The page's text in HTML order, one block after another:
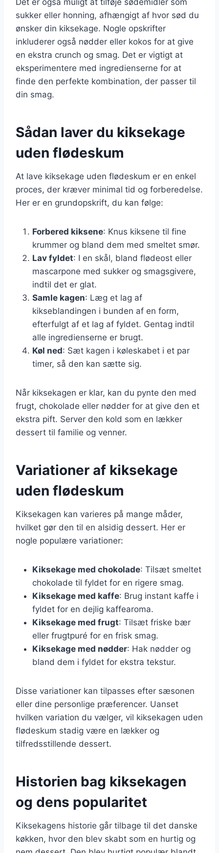
sukker eller honning, afhængigt af hvor sød du
ønsker din kiksekage. Nogle opskrifter
inkluderer også nødder eller kokos for at give
en ekstra crunch og smag. Det er vigtigt at
eksperimentere med ingredienserne for at
finde den perfekte kombination, der passer til
din smag.
Sådan laver du kiksekage
uden flødeskum
At lave kiksekage uden flødeskum er en enkel
proces, der kræver minimal tid og forberedelse.
Her er en grundopskrift, du kan følge:
Forbered kiksene: Knus kiksene til fine
krummer og bland dem med smeltet smør.
Lav fyldet: I en skål, bland flødeost eller
mascarpone med sukker og smagsgivere,
indtil det er glat.
Samle kagen: Læg et lag af
kikseblandingen i bunden af en form,
efterfulgt af et lag af fyldet. Gentag indtil
alle ingredienserne er brugt.
Køl ned: Sæt kagen i køleskabet i et par
timer, så den kan sætte sig.
Når kiksekagen er klar, kan du pynte den med
frugt, chokolade eller nødder for at give den et
ekstra pift. Server den kold som en lækker
dessert til familie og venner.
Variationer af kiksekage
uden flødeskum
Kiksekagen kan varieres på mange måder,
hvilket gør den til en alsidig dessert. Her er
nogle populære variationer:
Kiksekage med chokolade: Tilsæt smeltet
chokolade til fyldet for en rigere smag.
Kiksekage med kaffe: Brug instant kaffe i
fyldet for en dejlig kaffearoma.
Kiksekage med frugt: Tilsæt friske bær
eller frugtpuré for en frisk smag.
Kiksekage med nødder: Hak nødder og
bland dem i fyldet for ekstra tekstur.
Disse variationer kan tilpasses efter sæsonen
eller dine personlige præferencer. Uanset
hvilken variation du vælger, vil kiksekagen uden
flødeskum stadig være en lækker og
tilfredsstillende dessert.
Historien bag kiksekagen
og dens popularitet
Kiksekagens historie går tilbage til det danske
køkken, hvor den blev skabt som en hurtig og